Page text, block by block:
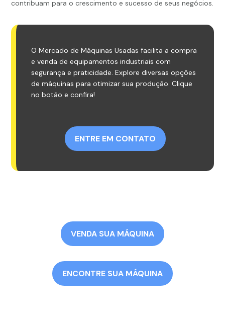
contribuam para o crescimento e sucesso de seus negócios.
O Mercado de Máquinas Usadas facilita a compra
e venda de equipamentos industriais com
segurança e praticidade. Explore diversas opções
de máquinas para otimizar sua produção. Clique
no botão e confira!
ENTRE EM CONTATO
VENDA SUA MÁQUINA
ENCONTRE SUA MÁQUINA